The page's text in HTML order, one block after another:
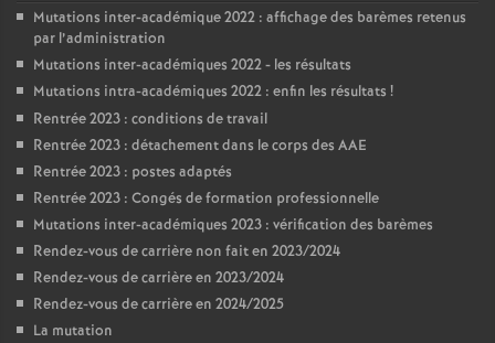
Mutations inter-académique 2022 : affichage des barèmes retenus
par l’administration
Mutations inter-académiques 2022 - les résultats
Mutations intra-académiques 2022 : enfin les résultats !
Rentrée 2023 : conditions de travail
Rentrée 2023 : détachement dans le corps des AAE
Rentrée 2023 : postes adaptés
Rentrée 2023 : Congés de formation professionnelle
Mutations inter-académiques 2023 : vérification des barèmes
Rendez-vous de carrière non fait en 2023/2024
Rendez-vous de carrière en 2023/2024
Rendez-vous de carrière en 2024/2025
La mutation